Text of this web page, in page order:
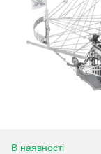
В наявності